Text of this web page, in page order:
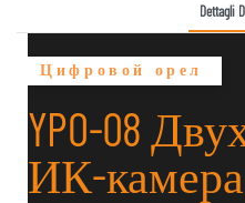
Dettagli
Цифровой орел
YPO-08
ИК-камера